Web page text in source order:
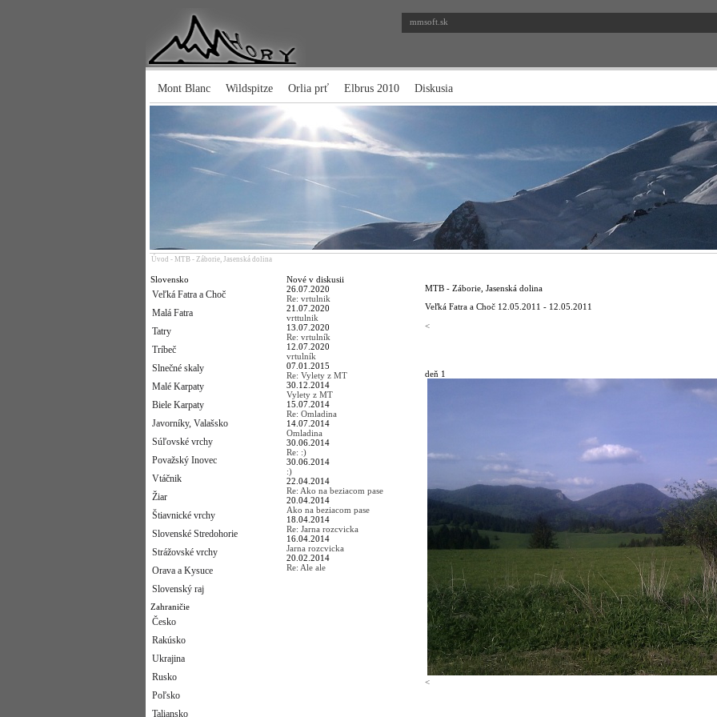
mmsoft.sk
Mont Blanc Wildspitze Orlia prť Elbrus 2010 Diskusia
Úvod - MTB - Záborie, Jasenská dolina
Slovensko
Veľká Fatra a Choč
Malá Fatra
Tatry
Tríbeč
Slnečné skaly
Malé Karpaty
Biele Karpaty
Javorníky, Valašsko
Súľovské vrchy
Považský Inovec
Vtáčnik
Žiar
Štiavnické vrchy
Slovenské Stredohorie
Strážovské vrchy
Orava a Kysuce
Slovenský raj
Zahraničie
Česko
Rakúsko
Ukrajina
Rusko
Poľsko
Taliansko
Nové v diskusii
26.07.2020
Re: vrtulnik
21.07.2020
vrttulnik
13.07.2020
Re: vrtulník
12.07.2020
vrtulník
07.01.2015
Re: Vylety z MT
30.12.2014
Vylety z MT
15.07.2014
Re: Omladina
14.07.2014
Omladina
30.06.2014
Re: :)
30.06.2014
:)
22.04.2014
Re: Ako na beziacom pase
20.04.2014
Ako na beziacom pase
18.04.2014
Re: Jarna rozcvicka
16.04.2014
Jarna rozcvicka
20.02.2014
Re: Ale ale
MTB - Záborie, Jasenská dolina
Veľká Fatra a Choč 12.05.2011 - 12.05.2011
<
deň 1
<